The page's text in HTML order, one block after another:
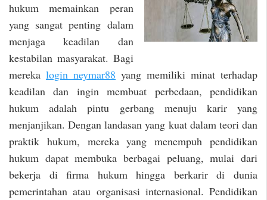
hukum memainkan peran
yang sangat penting dalam
menjaga keadilan dan
kestabilan masyarakat. Bagi
mereka login neymar88 yang memiliki minat terhadap
keadilan dan ingin membuat perbedaan, pendidikan
hukum adalah pintu gerbang menuju karir yang
menjanjikan. Dengan landasan yang kuat dalam teori dan
praktik hukum, mereka yang menempuh pendidikan
hukum dapat membuka berbagai peluang, mulai dari
bekerja di firma hukum hingga berkarir di dunia
pemerintahan atau organisasi internasional. Pendidikan